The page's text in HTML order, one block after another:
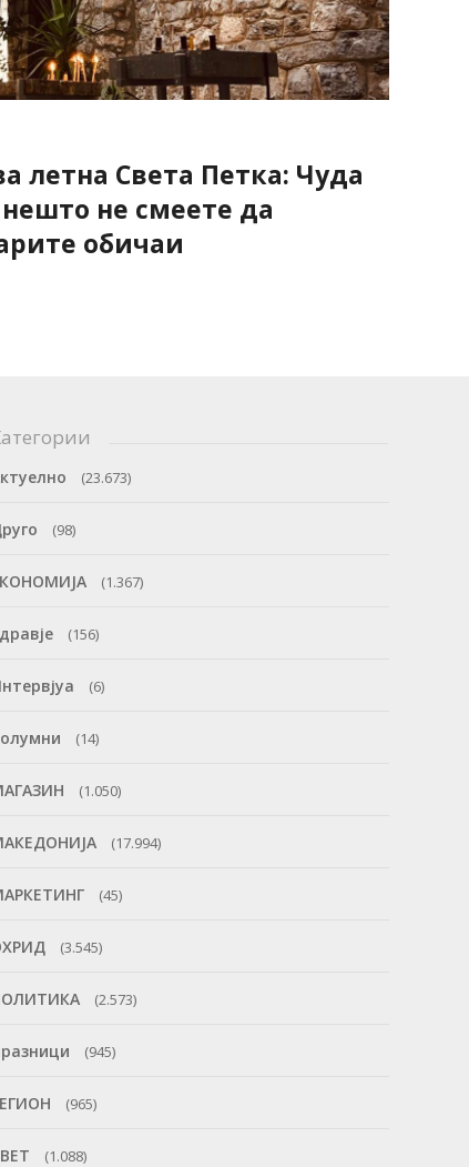
летна Света Петка: Чуда
не смеете да
обичаи
(23.673)
(98)
(1.367)
(156)
(6)
(14)
(1.050)
(17.994)
(45)
(3.545)
(2.573)
(945)
(965)
(1.088)